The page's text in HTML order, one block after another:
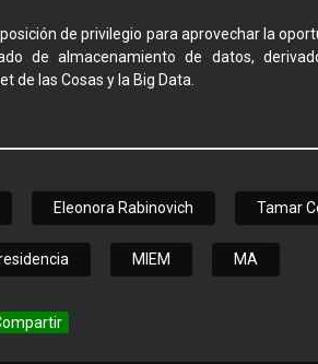
de privilegio para aprovechar la
de almacenamiento de datos,
de las Cosas y la Big Data.
Eleonora Rabinovich Tamar
MIEM MA